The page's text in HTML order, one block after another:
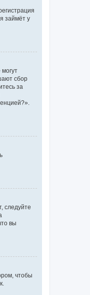
займёт у
сбор
за
следуйте
вы
чтобы